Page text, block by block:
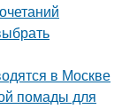
в Москве
помады для